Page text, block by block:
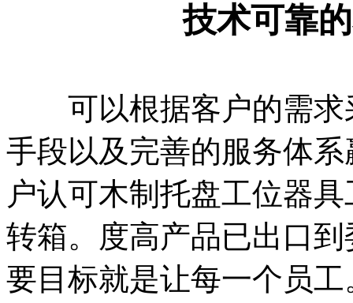
技术可靠
可以根据客户的需求
手段以及完善的服务体
户认可木制托盘工位器
转箱。度高产品已出口
要目标就是让每一个员